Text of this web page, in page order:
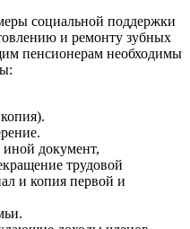
социальной поддержки
и ремонту зубных
пенсионерам необходимы
документ,
трудовой
и копия первой и